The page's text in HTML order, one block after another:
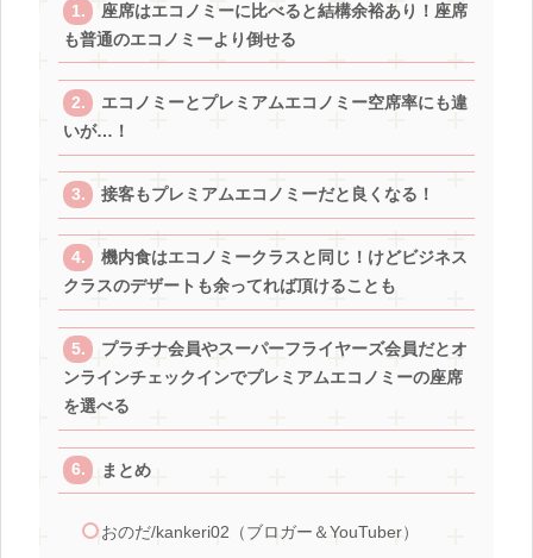
座席はエコノミーに比べると結構余裕あり！座席
も普通のエコノミーより倒せる
エコノミーとプレミアムエコノミー空席率にも違
いが…！
接客もプレミアムエコノミーだと良くなる！
機内食はエコノミークラスと同じ！けどビジネス
クラスのデザートも余ってれば頂けることも
プラチナ会員やスーパーフライヤーズ会員だとオ
ンラインチェックインでプレミアムエコノミーの座席
を選べる
まとめ
おのだ/kankeri02（ブロガー＆YouTuber）